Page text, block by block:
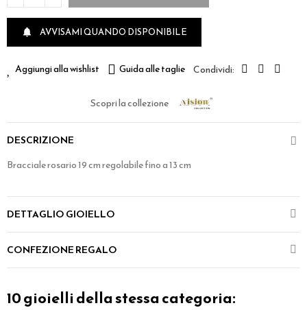
 AVVISAMI QUANDO DISPONIBILE
Aggiungi alla wishlist Guida alle taglie
Scopri la collezione
DESCRIZIONE
Bracciale rosario 19 cm regolabile fino a 13 cm
DETTAGLIO GIOIELLO
CONFEZIONE REGALO
10 gioielli della stessa categoria: